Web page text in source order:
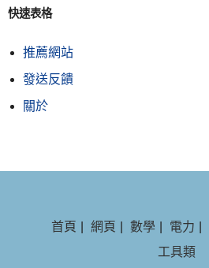
快速表格
推薦網站
發送反饋
關於
首頁 網頁 數學 電力
工具類